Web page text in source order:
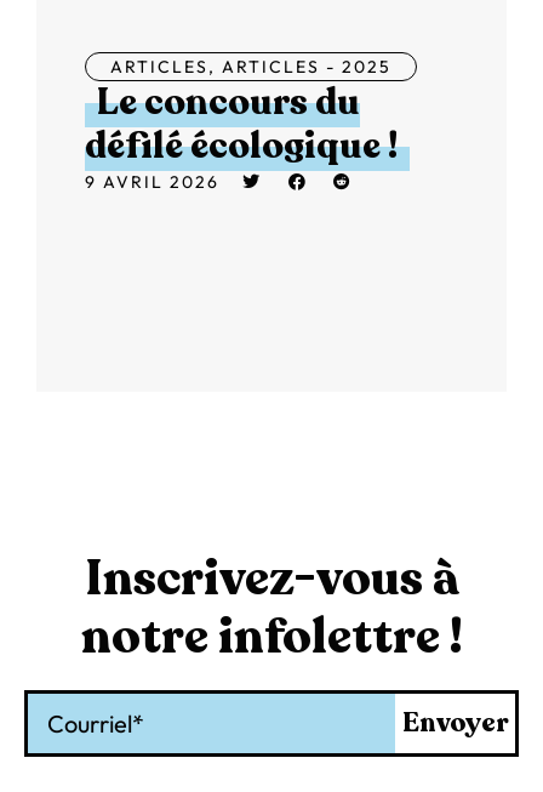
ARTICLES, ARTICLES - 2025
Le concours du
défilé écologique !
9 AVRIL 2026
Inscrivez-vous à
notre infolettre !
Envoyer